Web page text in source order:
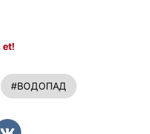
et!
#ВОДОПАД